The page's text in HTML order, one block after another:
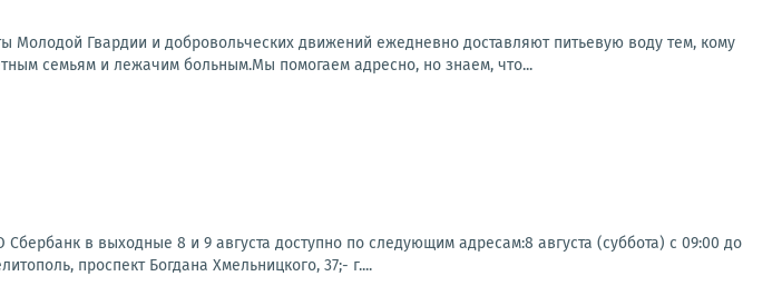
Гвардии и добровольческих движений ежедневно доставляют питьевую воду тем, кому
семьям и лежачим больным.Мы помогаем адресно, но знаем, что...
в выходные 8 и 9 августа доступно по следующим адресам:8 августа (суббота) с 09:00 до
проспект Богдана Хмельницкого, 37;- г....